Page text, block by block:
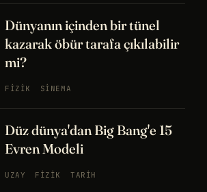
Dünyanın içinden bir tünel
kazarak öbür tarafa çıkılabilir
mi?
FIZIK SINEMA
Düz dünya'dan Big Bang'e 15
Evren Modeli
UZAY FIZIK TARIH